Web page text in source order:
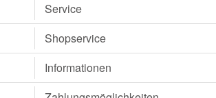
Service
Shopservice
Informationen